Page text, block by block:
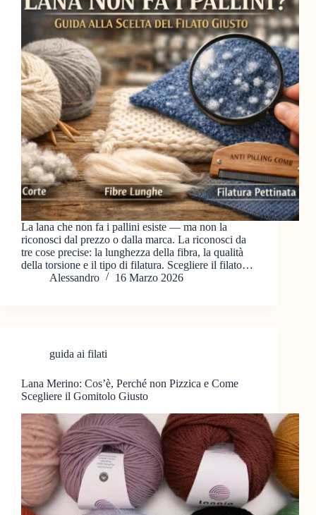
La lana che non fa i pallini esiste — ma non la
riconosci dal prezzo o dalla marca. La riconosci da
tre cose precise: la lunghezza della fibra, la qualità
della torsione e il tipo di filatura. Scegliere il filato…
Alessandro
16 Marzo 2026
guida ai filati
Lana Merino: Cos’è, Perché non Pizzica e Come
Scegliere il Gomitolo Giusto